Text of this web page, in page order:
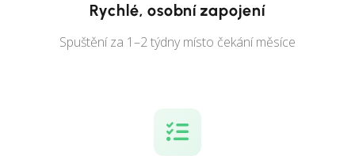
Rychlé, osobní zapojení
Spuštění za 1–2 týdny místo čekání měsíce